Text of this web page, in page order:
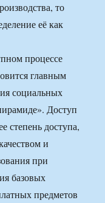
то
её как
процессе
главным
социальных
Доступ
степень доступа,
и
при
базовых
предметов